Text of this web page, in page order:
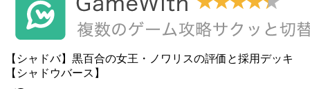
【シャドバ】黒百合の女王・ノワリスの評価と採用デッキ
【シャドウバース】